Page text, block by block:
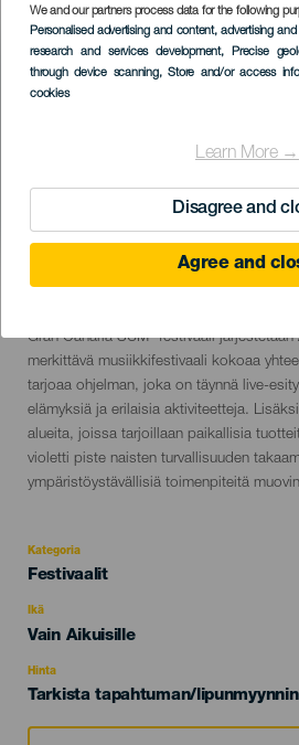
We and our partners process data for the following
Personalised advertising and content, advertising
research and services development, Precise
through device scanning, Store and/or access
cookies
Learn More →
Disagree and
Agree and
Imagen
Listado
2 to 3 October
Descripción
del
evento
Gran Canaria SUM -festivaali
merkittävä musiikkifestivaali kokoaa
tarjoaa ohjelman, joka on täynnä live-
elämyksiä ja erilaisia aktiviteetteja.
alueita, joissa tarjoillaan paikallisia
violetti piste naisten turvallisuuden
ympäristöystävällisiä toimenpiteitä
Kategoria
Categoría
evento
Festivaalit
Ikä
Edad
Vain Aikuisille
Hinta
Tarkista tapahtuman/